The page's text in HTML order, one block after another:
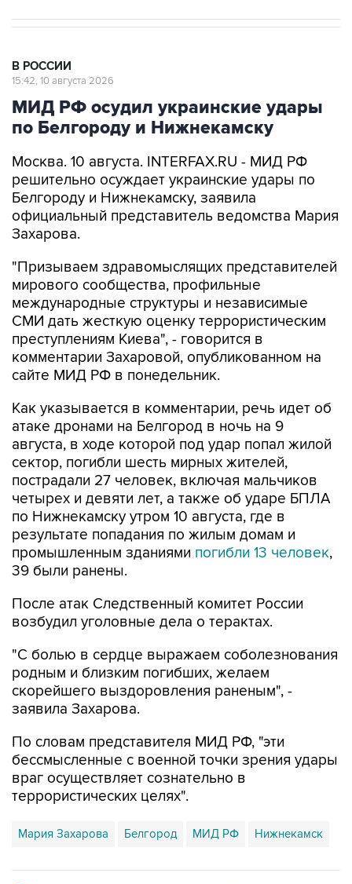
В РОССИИ
15:42, 10 августа 2026
МИД РФ осудил украинские удары
по Белгороду и Нижнекамску
Москва. 10 августа. INTERFAX.RU - МИД РФ
решительно осуждает украинские удары по
Белгороду и Нижнекамску, заявила
официальный представитель ведомства Мария
Захарова.
"Призываем здравомыслящих представителей
мирового сообщества, профильные
международные структуры и независимые
СМИ дать жесткую оценку террористическим
преступлениям Киева", - говорится в
комментарии Захаровой, опубликованном на
сайте МИД РФ в понедельник.
Как указывается в комментарии, речь идет об
атаке дронами на Белгород в ночь на 9
августа, в ходе которой под удар попал жилой
сектор, погибли шесть мирных жителей,
пострадали 27 человек, включая мальчиков
четырех и девяти лет, а также об ударе БПЛА
по Нижнекамску утром 10 августа, где в
результате попадания по жилым домам и
промышленным зданиями погибли 13 человек,
39 были ранены.
После атак Следственный комитет России
возбудил уголовные дела о терактах.
"С болью в сердце выражаем соболезнования
родным и близким погибших, желаем
скорейшего выздоровления раненым", -
заявила Захарова.
По словам представителя МИД РФ, "эти
бессмысленные с военной точки зрения удары
враг осуществляет сознательно в
террористических целях".
Мария Захарова Белгород МИД РФ Нижнекамск